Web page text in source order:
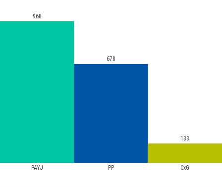
PAYJ PP CxG
968
678
133